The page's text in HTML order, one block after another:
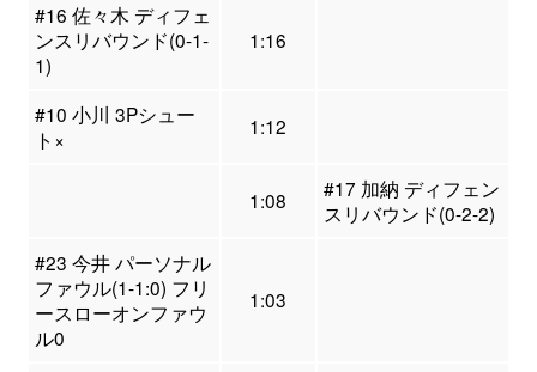
#16 佐々木 ディフェ
ンスリバウンド(0-1-
1)
1:16
#10 小川 3Pシュー
ト×
1:12
1:08
#17 加納 ディフェン
スリバウンド(0-2-2)
#23 今井 パーソナル
ファウル(1-1:0) フリ
ースローオンファウ
ル0
1:03